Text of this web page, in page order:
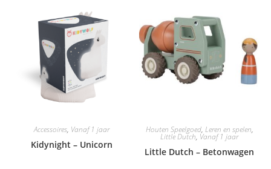
Accessoires, Vanaf 1 jaar
Kidynight – Unicorn
Houten Speelgoed, Leren en spelen,
Little Dutch, Vanaf 1 jaar
Little Dutch – Betonwagen